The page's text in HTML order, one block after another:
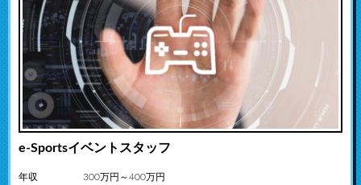
e-Sportsイベントスタッフ
年収 300万円～400万円